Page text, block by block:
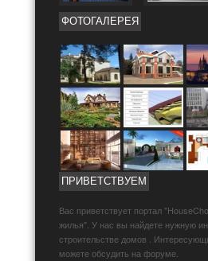
ФОТОГАЛЕРЕЯ
ПРИВЕТСТВУЕМ
Вас приветствует портал
жилья". У нас вы найдете нужную
строительстве домов .
можете обсудить на форуме.